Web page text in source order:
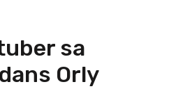
sa
Orly